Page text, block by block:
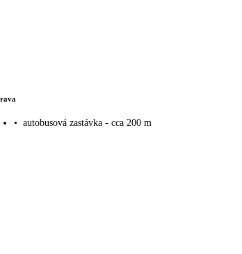
• autobusová zastávka - cca 200 m